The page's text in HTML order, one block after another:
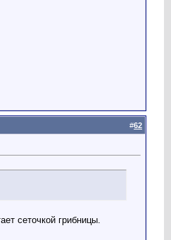
#62
сеточкой грибницы.